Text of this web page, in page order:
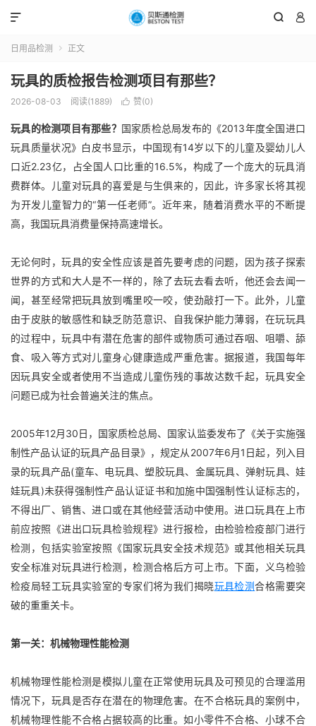
 

日用品检测  正文
玩具的质检报告检测项目有那些？
2026-08-03 阅读(1889)  赞(0)
玩具的检测项目有那些？ 国家质检总局发布的《2013年度全国进口
玩具质量状况》白皮书显示，中国现有14岁以下的儿童及婴幼儿人
口近2.23亿，占全国人口比重的16.5%，构成了一个庞大的玩具消
费群体。儿童对玩具的喜爱是与生俱来的，因此，许多家长将其视
为开发儿童智力的“第一任老师”。近年来，随着消费水平的不断提
高，我国玩具消费量保持高速增长。
无论何时，玩具的安全性应该是首先要考虑的问题，因为孩子探索
世界的方式和大人是不一样的，除了去玩去看去听，他还会去闻一
闻，甚至经常把玩具放到嘴里咬一咬，使劲敲打一下。此外，儿童
由于皮肤的敏感性和缺乏防范意识、自我保护能力薄弱，在玩玩具
的过程中，玩具中有潜在危害的部件或物质可通过吞咽、咀嚼、舔
食、吸入等方式对儿童身心健康造成严重危害。据报道，我国每年
因玩具安全或者使用不当造成儿童伤残的事故达数千起，玩具安全
问题已成为社会普遍关注的焦点。
2005年12月30日，国家质检总局、国家认监委发布了《关于实施强
制性产品认证的玩具产品目录》，规定从2007年6月1日起，列入目
录的玩具产品(童车、电玩具、塑胶玩具、金属玩具、弹射玩具、娃
娃玩具)未获得强制性产品认证证书和加施中国强制性认证标志的，
不得出厂、销售、进口或在其他经营活动中使用。进口玩具在上市
前应按照《进出口玩具检验规程》进行报检，由检验检疫部门进行
检测，包括实验室按照《国家玩具安全技术规范》或其他相关玩具
安全标准对玩具进行检测，检测合格后方可上市。下面，义乌检验
检疫局轻工玩具实验室的专家们将为我们揭晓玩具检测合格需要突
破的重重关卡。
第一关：机械物理性能检测
机械物理性能检测是模拟儿童在正常使用玩具及可预见的合理滥用
情况下，玩具是否存在潜在的物理危害。在不合格玩具的案例中，
机械物理性能不合格占据较高的比重。如小零件不合格、小球不合